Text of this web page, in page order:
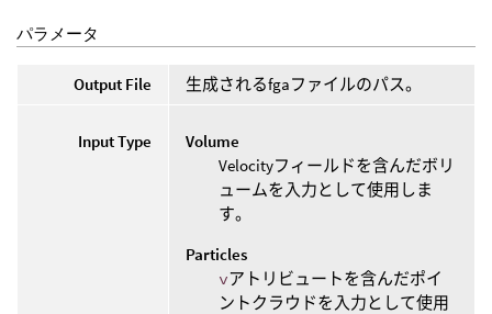
パラメータ
Output File 生成されるfgaファイルのパス。
Input Type
Volume
Velocityフィールドを含んだボリ
ュームを入力として使用しま
す。
Particles
vアトリビュートを含んだポイ
ントクラウドを入力として使用